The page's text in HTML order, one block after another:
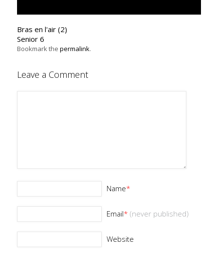
Bras en l'air (2)
Senior 6
Bookmark the permalink.
Leave a Comment
Name*
Email* (never published)
Website